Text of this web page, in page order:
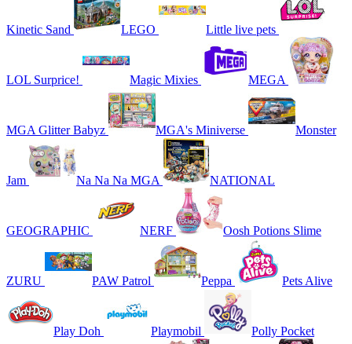
Kinetic Sand LEGO Little live pets
LOL Surprice! Magic Mixies MEGA
MGA Glitter Babyz MGA's Miniverse Monster
Jam Na Na Na MGA NATIONAL
GEOGRAPHIC NERF Oosh Potions Slime
ZURU PAW Patrol Peppa Pets Alive
Play Doh Playmobil Polly Pocket